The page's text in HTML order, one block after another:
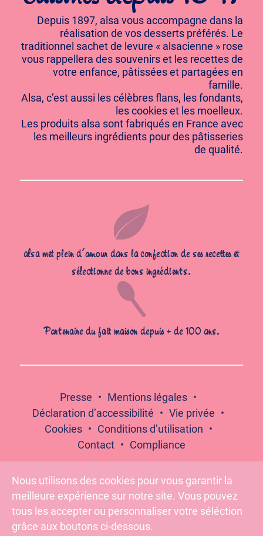
alsa met plein d’amour dans la confection de ses recettes et
sélectionne de bons ingrédients.
Partenaire du fait maison depuis + de 100 ans.
Depuis 1897, alsa vous accompagne dans la
réalisation de vos desserts préférés. Le
traditionnel sachet de levure « alsacienne » rose
vous rappellera des souvenirs et les recettes de
votre enfance, pâtissées et partagées en
famille.
Alsa, c’est aussi les célèbres flans, les fondants,
les cookies et les moelleux.
Les produits alsa sont fabriqués en France avec
les meilleurs ingrédients pour des pâtisseries
de qualité.
Presse
Mentions légales
Déclaration d’accessibilité
Vie privée
Cookies
Conditions d’utilisation
Contact
Compliance
Suivez-nous :
Nous utilisons des cookies pour vous garantir la
meilleure expérience sur notre site. Vous pouvez
tous les accepter ou personnaliser votre séléction
grâce aux boutons ci-dessous.